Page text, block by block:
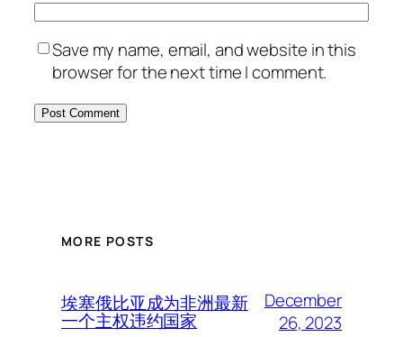
Save my name, email, and website in this
browser for the next time I comment.
MORE POSTS
埃塞俄比亚成为非洲最新
一个主权违约国家
December
26, 2023